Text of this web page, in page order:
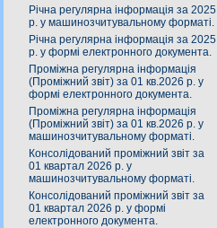
Річна регулярна інформація за 2025
р. у машинозчитувальному форматі.
Річна регулярна інформація за 2025
р. у формі електронного документа.
Проміжна регулярна інформація
(Проміжний звіт) за 01 кв.2026 р. у
формі електронного документа.
Проміжна регулярна інформація
(Проміжний звіт) за 01 кв.2026 р. у
машинозчитувальному форматі.
Консолідований проміжний звіт за
01 квартал 2026 р. у
машинозчитувальному форматі.
Консолідований проміжний звіт за
01 квартал 2026 р. у формі
електронного документа.